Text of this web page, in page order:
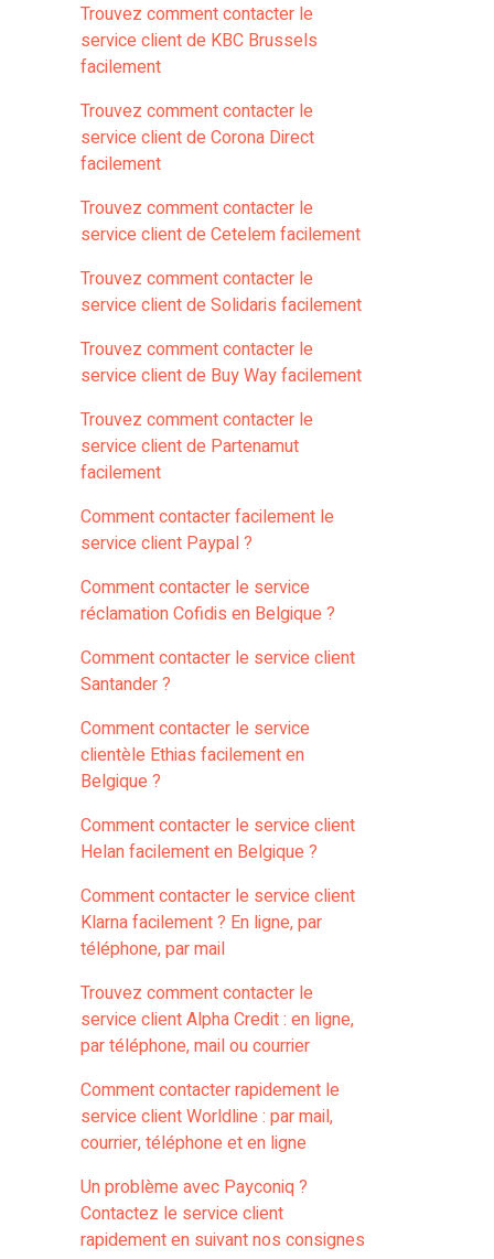
Trouvez comment contacter le
service client de KBC Brussels
facilement
Trouvez comment contacter le
service client de Corona Direct
facilement
Trouvez comment contacter le
service client de Cetelem facilement
Trouvez comment contacter le
service client de Solidaris facilement
Trouvez comment contacter le
service client de Buy Way facilement
Trouvez comment contacter le
service client de Partenamut
facilement
Comment contacter facilement le
service client Paypal ?
Comment contacter le service
réclamation Cofidis en Belgique ?
Comment contacter le service client
Santander ?
Comment contacter le service
clientèle Ethias facilement en
Belgique ?
Comment contacter le service client
Helan facilement en Belgique ?
Comment contacter le service client
Klarna facilement ? En ligne, par
téléphone, par mail
Trouvez comment contacter le
service client Alpha Credit : en ligne,
par téléphone, mail ou courrier
Comment contacter rapidement le
service client Worldline : par mail,
courrier, téléphone et en ligne
Un problème avec Payconiq ?
Contactez le service client
rapidement en suivant nos consignes